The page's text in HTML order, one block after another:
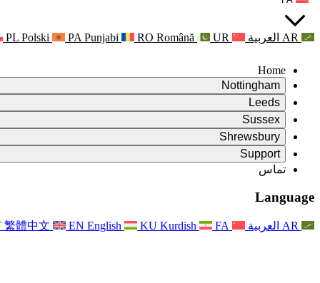
AR العربية PL Polski PA Punjabi RO Română UR
Home
Nottingham
Review
رئیس بررسی
تیم بررسی مستقل
شرایط مرجع
گزارش نهایی بررسی مستقل
سوالات متداول
For Families
فرآیند بازخورد خانواده
آخرین به‌روزرسانی‌ها
خبرنامه‌ها
Leeds
Review
رئیس بررسی
تیم بررسی مستقل
شرایط مرجع
تماس
حمایت روانی از خانواده‌ها
رویدادها
Sussex
Review
رئیس بررسی
تیم بررسی مستقل
شرایط مرجع
For Families
به روز رسانی برای خانواده ها
Shrewsbury
Review
شرح وظایف برای بررسی زایمان
اطلاعیه ها
Reports
گزارش نهایی بررسی مستقل
اولین گزارش از نشریه ایندیپندنت ریویو
For Families
Support
Leeds
Nottingham
خدمات پشتیبانی روانشناختی خانواده
پشتیبانی بحران سلامت روان
خدمات منطقه‌ای ناتینگهام
تماس
Language
AR العربية 繁體中文 EN English KU Kurdish FA